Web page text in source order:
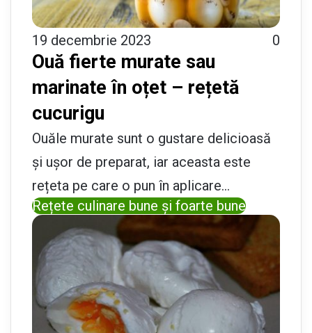
19 decembrie 2023 0
Ouă fierte murate sau
marinate în oțet – rețetă
cucurigu
Ouăle murate sunt o gustare delicioasă
și ușor de preparat, iar aceasta este
rețeta pe care o pun în aplicare…
Rețete culinare bune și foarte bune